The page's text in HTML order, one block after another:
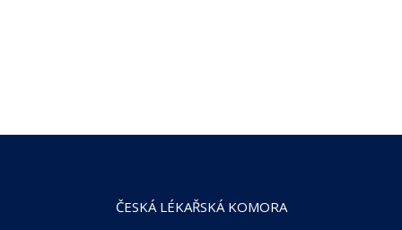
ČESKÁ LÉKAŘSKÁ KOMORA